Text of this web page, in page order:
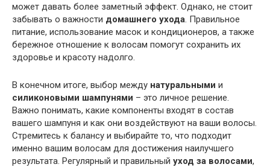
может давать более заметный эффект. Однако, не стоит
забывать о важности домашнего ухода . Правильное
питание, использование масок и кондиционеров, а также
бережное отношение к волосам помогут сохранить их
здоровье и красоту надолго.
В конечном итоге, выбор между натуральными и
силиконовыми шампунями – это личное решение.
Важно понимать, какие компоненты входят в состав
вашего шампуня и как они воздействуют на ваши волосы.
Стремитесь к балансу и выбирайте то, что подходит
именно вашим волосам для достижения наилучшего
результата. Регулярный и правильный уход за волосами,